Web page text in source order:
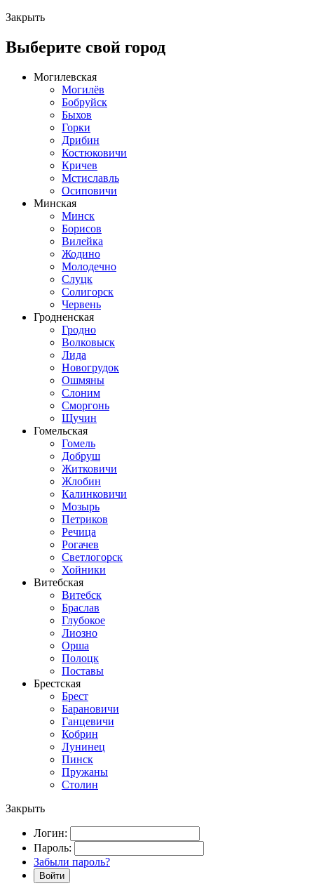
Закрыть
Выберите свой город
Могилевская
Могилёв
Бобруйск
Быхов
Горки
Дрибин
Костюковичи
Кричев
Мстиславль
Осиповичи
Минская
Минск
Борисов
Вилейка
Жодино
Молодечно
Слуцк
Солигорск
Червень
Гродненская
Гродно
Волковыск
Лида
Новогрудок
Ошмяны
Слоним
Сморгонь
Щучин
Гомельская
Гомель
Добруш
Житковичи
Жлобин
Калинковичи
Мозырь
Петриков
Речица
Рогачев
Светлогорск
Хойники
Витебская
Витебск
Браслав
Глубокое
Лиозно
Орша
Полоцк
Поставы
Брестская
Брест
Барановичи
Ганцевичи
Кобрин
Лунинец
Пинск
Пружаны
Столин
Закрыть
Логин:
Пароль:
Забыли пароль?
Войти